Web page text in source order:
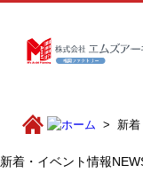
新
新着・イベント情報